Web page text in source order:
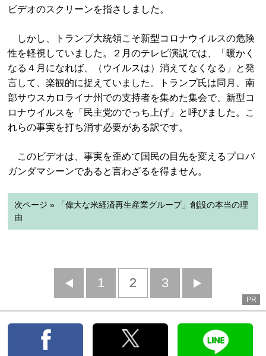
ビデオのスクリーンを指さしました。
しかし、トランプ大統領こそ新型コロナウイルスの危険
性を軽視していました。２月のテレビ演説では、「暖かく
なる４月になれば、（ウイルスは）消えてなくなる」と発
言して、楽観的に捉えていました。トランプ氏は同月、南
部サウスカロライナ州での支持者を集めた集会で、新型コ
ロナウイルスを「民主党のでっち上げ」と呼びました。こ
れらの事実を打ち消す必要がある訳です。
このビデオは、事実を歪めて国民の目先を変えるプロバ
ガンダマシーンであると言わざるを得ません。
次ページ » 「偉大な米経済再生産業グループ」創設の本当の理
由
前
へ
1 2 3
へ
PR